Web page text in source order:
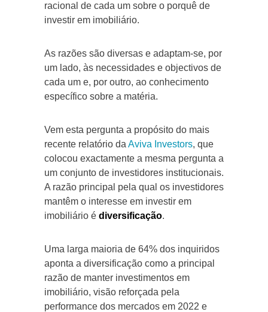
racional de cada um sobre o porquê de
investir em imobiliário.
As razões são diversas e adaptam-se, por
um lado, às necessidades e objectivos de
cada um e, por outro, ao conhecimento
específico sobre a matéria.
Vem esta pergunta a propósito do mais
recente relatório da Aviva Investors, que
colocou exactamente a mesma pergunta a
um conjunto de investidores institucionais.
A razão principal pela qual os investidores
mantêm o interesse em investir em
imobiliário é diversificação.
Uma larga maioria de 64% dos inquiridos
aponta a diversificação como a principal
razão de manter investimentos em
imobiliário, visão reforçada pela
performance dos mercados em 2022 e